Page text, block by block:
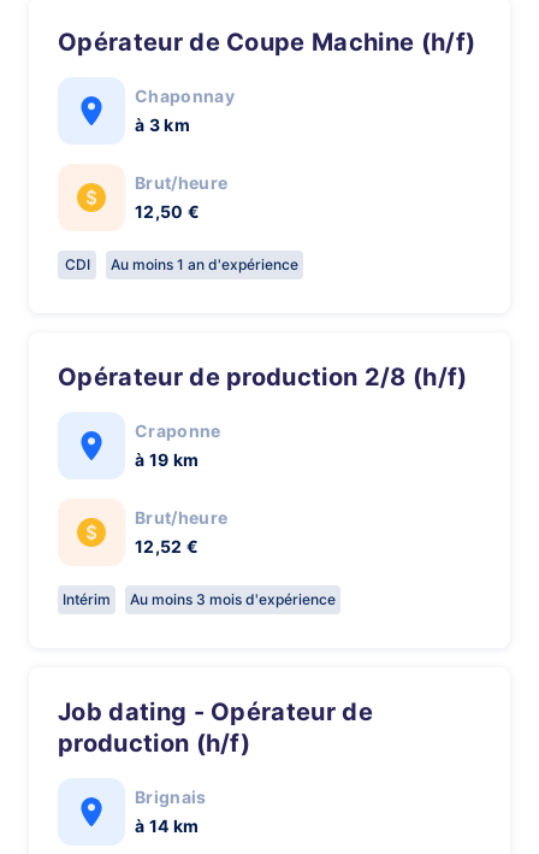
Opérateur de Coupe Machine (h/f)
Chaponnay
à 3 km
Brut/heure
12,50 €
CDI Au moins 1 an d'expérience
Opérateur de production 2/8 (h/f)
Craponne
à 19 km
Brut/heure
12,52 €
Intérim Au moins 3 mois d'expérience
Job dating - Opérateur de
production (h/f)
Brignais
à 14 km